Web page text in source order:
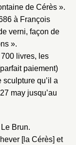
de Cérès ».
à François
verni, façon de
».
livres, les
paiement)
qu’il a
may jusqu’au
Brun.
[la Cérès] et